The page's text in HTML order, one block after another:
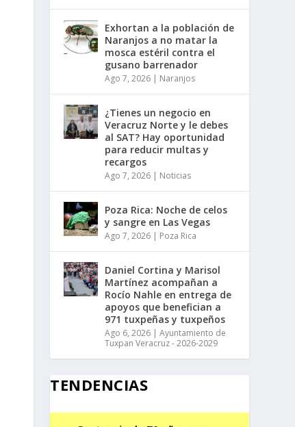
Exhortan a la población de
Naranjos a no matar la
mosca estéril contra el
gusano barrenador
Ago 7, 2026 | Naranjos
¿Tienes un negocio en
Veracruz Norte y le debes
al SAT? Hay oportunidad
para reducir multas y
recargos
Ago 7, 2026 | Noticias
Poza Rica: Noche de celos
y sangre en Las Vegas
Ago 7, 2026 | Poza Rica
Daniel Cortina y Marisol
Martínez acompañan a
Rocío Nahle en entrega de
apoyos que benefician a
971 tuxpeñas y tuxpeños
Ago 6, 2026 |Ayuntamiento de
Tuxpan Veracruz - 2026-2029
TENDENCIAS